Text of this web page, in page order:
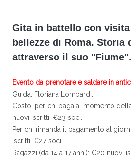
Gita in battello con
bellezze di Roma. Storia
attraverso il suo "Fiume".
Evento da prenotare e saldare in
Guida: Floriana Lombardi.
Costo: per chi paga al momento
nuovi iscritti; €23 soci.
Per chi rimanda il pagamento al
iscritti; €27 soci.
Ragazzi (da 14 a 17 anni): €20 nuovi